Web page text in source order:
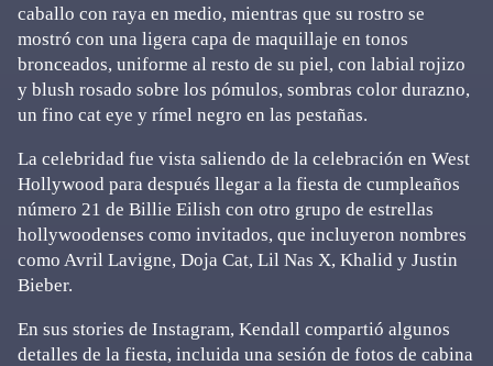
caballo con raya en medio, mientras que su rostro se
mostró con una ligera capa de maquillaje en tonos
bronceados, uniforme al resto de su piel, con labial rojizo
y blush rosado sobre los pómulos, sombras color durazno,
un fino cat eye y rímel negro en las pestañas.
La celebridad fue vista saliendo de la celebración en West
Hollywood para después llegar a la fiesta de cumpleaños
número 21 de Billie Eilish con otro grupo de estrellas
hollywoodenses como invitados, que incluyeron nombres
como Avril Lavigne, Doja Cat, Lil Nas X, Khalid y Justin
Bieber.
En sus stories de Instagram, Kendall compartió algunos
detalles de la fiesta, incluida una sesión de fotos de cabina